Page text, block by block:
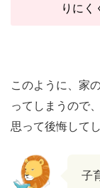
りにく
このように、家
ってしまうので
思って後悔して
子